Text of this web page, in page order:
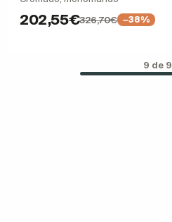
202,55€326,70€ −38%
9 de 9